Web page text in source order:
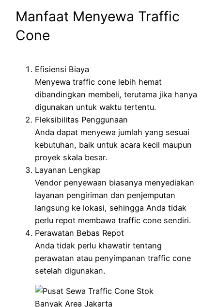
Manfaat Menyewa Traffic
Cone
Efisiensi Biaya
Menyewa traffic cone lebih hemat
dibandingkan membeli, terutama jika hanya
digunakan untuk waktu tertentu.
Fleksibilitas Penggunaan
Anda dapat menyewa jumlah yang sesuai
kebutuhan, baik untuk acara kecil maupun
proyek skala besar.
Layanan Lengkap
Vendor penyewaan biasanya menyediakan
layanan pengiriman dan penjemputan
langsung ke lokasi, sehingga Anda tidak
perlu repot membawa traffic cone sendiri.
Perawatan Bebas Repot
Anda tidak perlu khawatir tentang
perawatan atau penyimpanan traffic cone
setelah digunakan.